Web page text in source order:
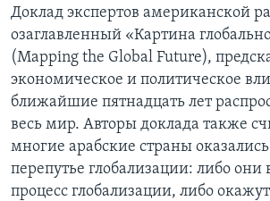
ДИСКУССИЯ VOA
ДЕТАЛИ
НЬЮ-ЙОРК NEW YORK
АМЕРИКА. БОЛЬШОЕ ПУТЕШЕСТВИЕ
АРТЕФАКТЫ
АМЕРИКАНСКИЕ ГОРОДКИ
ТЕСТЫ
ЗА СВОБОДУ ПРЕССЫ
УЧИМ АНГЛИЙСКИЙ
ВИДЕО
ПОДПИСКА НА НОВОСТИ
Learning English
Доклад экспертов американской
озаглавленный «Картина
(Mapping the Global Future),
экономическое и политическое
ближайшие пятнадцать лет
весь мир. Авторы доклада также
многие арабские страны
перепутье глобализации: либо они
процесс глобализации, либо